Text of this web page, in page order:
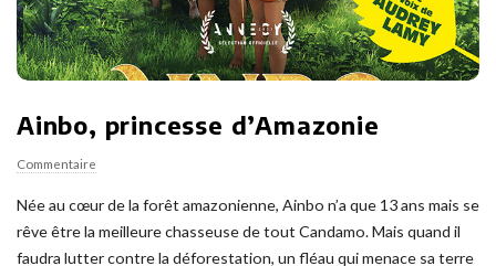
Ainbo, princesse d’Amazonie
Commentaire
Née au cœur de la forêt amazonienne, Ainbo n’a que 13 ans mais se
rêve être la meilleure chasseuse de tout Candamo. Mais quand il
faudra lutter contre la déforestation, un fléau qui menace sa terre